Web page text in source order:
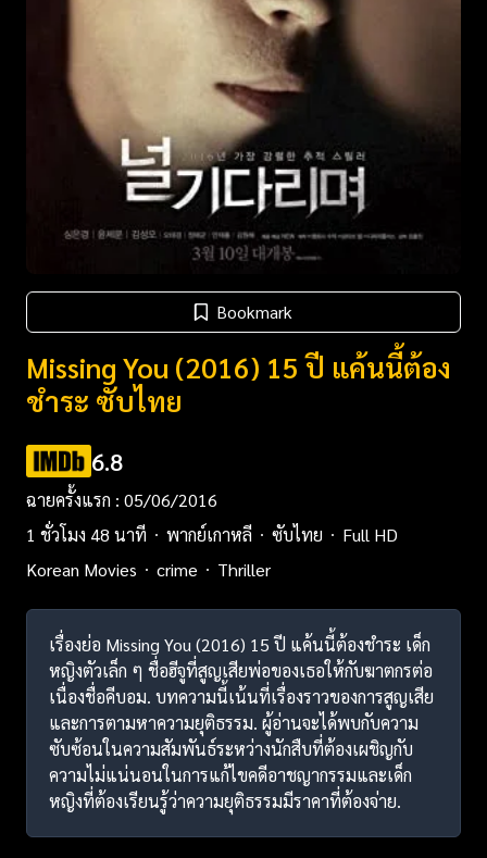
Bookmark
Missing You (2016) 15 ปี แค้นนี้ต้อง
ชําระ ซับไทย
6.8
ฉายครั้งแรก : 05/06/2016
1 ชั่วโมง 48 นาที
พากย์เกาหลี ซับไทย
Full HD
Korean Movies
crime Thriller
เรื่องย่อ Missing You (2016) 15 ปี แค้นนี้ต้องชําระ เด็ก
หญิงตัวเล็ก ๆ ชื่อฮีจูที่สูญเสียพ่อของเธอให้กับฆาตกรต่อ
เนื่องชื่อคีบอม. บทความนี้เน้นที่เรื่องราวของการสูญเสีย
และการตามหาความยุติธรรม. ผู้อ่านจะได้พบกับความ
ซับซ้อนในความสัมพันธ์ระหว่างนักสืบที่ต้องเผชิญกับ
ความไม่แน่นอนในการแก้ไขคดีอาชญากรรมและเด็ก
หญิงที่ต้องเรียนรู้ว่าความยุติธรรมมีราคาที่ต้องจ่าย.